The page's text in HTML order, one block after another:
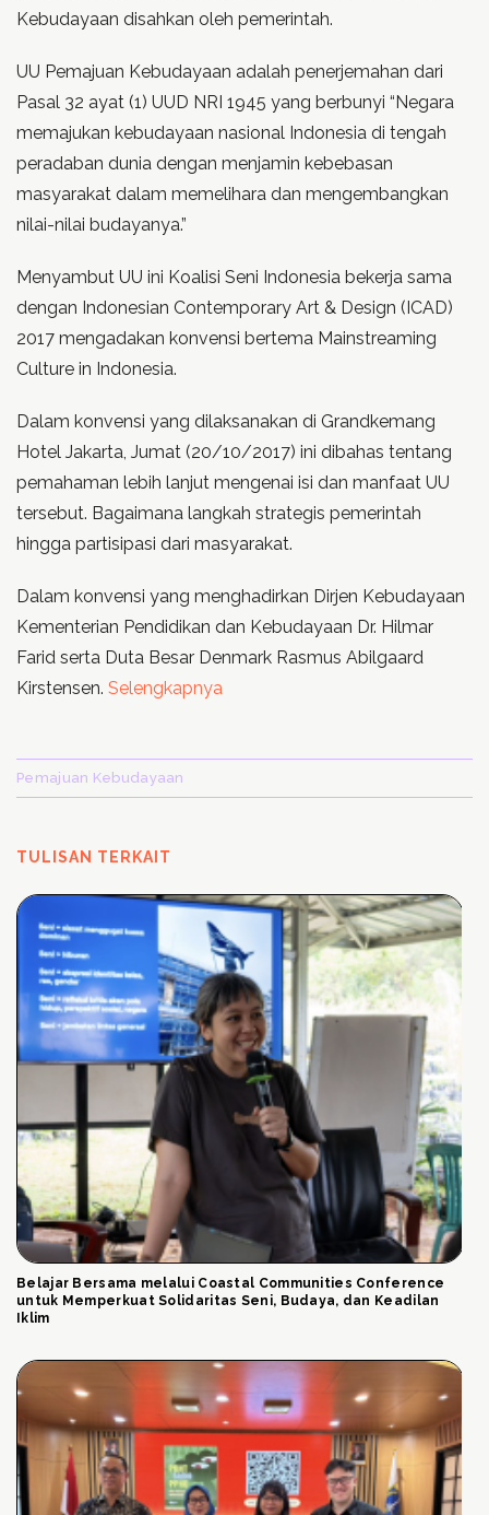
Kebudayaan disahkan oleh pemerintah.
UU Pemajuan Kebudayaan adalah penerjemahan dari
Pasal 32 ayat (1) UUD NRI 1945 yang berbunyi “Negara
memajukan kebudayaan nasional Indonesia di tengah
peradaban dunia dengan menjamin kebebasan
masyarakat dalam memelihara dan mengembangkan
nilai-nilai budayanya.”
Menyambut UU ini Koalisi Seni Indonesia bekerja sama
dengan Indonesian Contemporary Art & Design (ICAD)
2017 mengadakan konvensi bertema Mainstreaming
Culture in Indonesia.
Dalam konvensi yang dilaksanakan di Grandkemang
Hotel Jakarta, Jumat (20/10/2017) ini dibahas tentang
pemahaman lebih lanjut mengenai isi dan manfaat UU
tersebut. Bagaimana langkah strategis pemerintah
hingga partisipasi dari masyarakat.
Dalam konvensi yang menghadirkan Dirjen Kebudayaan
Kementerian Pendidikan dan Kebudayaan Dr. Hilmar
Farid serta Duta Besar Denmark Rasmus Abilgaard
Kirstensen. Selengkapnya
Pemajuan Kebudayaan
TULISAN TERKAIT
Belajar Bersama melalui Coastal Communities Conference
untuk Memperkuat Solidaritas Seni, Budaya, dan Keadilan
Iklim